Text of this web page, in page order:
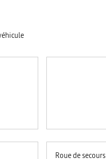
Roue de secours